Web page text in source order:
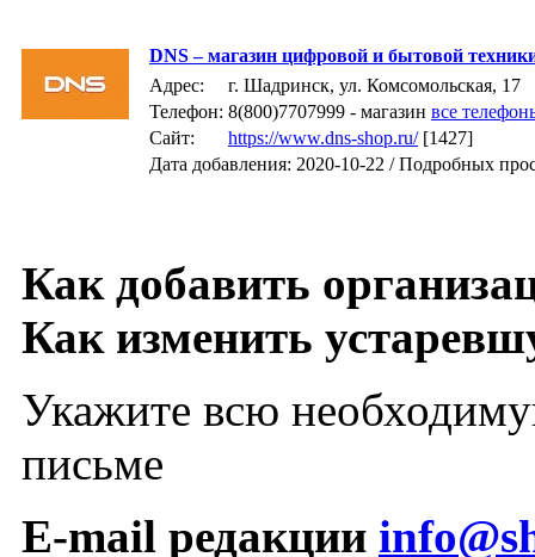
DNS – магазин цифровой и бытовой
Адрес:
г. Шадринск, ул. Комсомольская, 17
Телефон: 8(800)7707999 - магазин все
Сайт:
https://www.dns-shop.ru/[1427]
Дата добавления: 2020-10-22 / Подробных
Как добавить
Как изменить
Укажите всю
письме
E-mail редакции